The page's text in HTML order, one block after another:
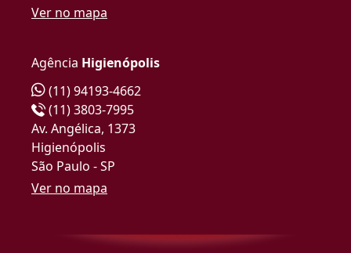
Ver no mapa
Agência Higienópolis
(11) 94193-4662
(11) 3803-7995
Av. Angélica, 1373
Higienópolis
São Paulo - SP
Ver no mapa